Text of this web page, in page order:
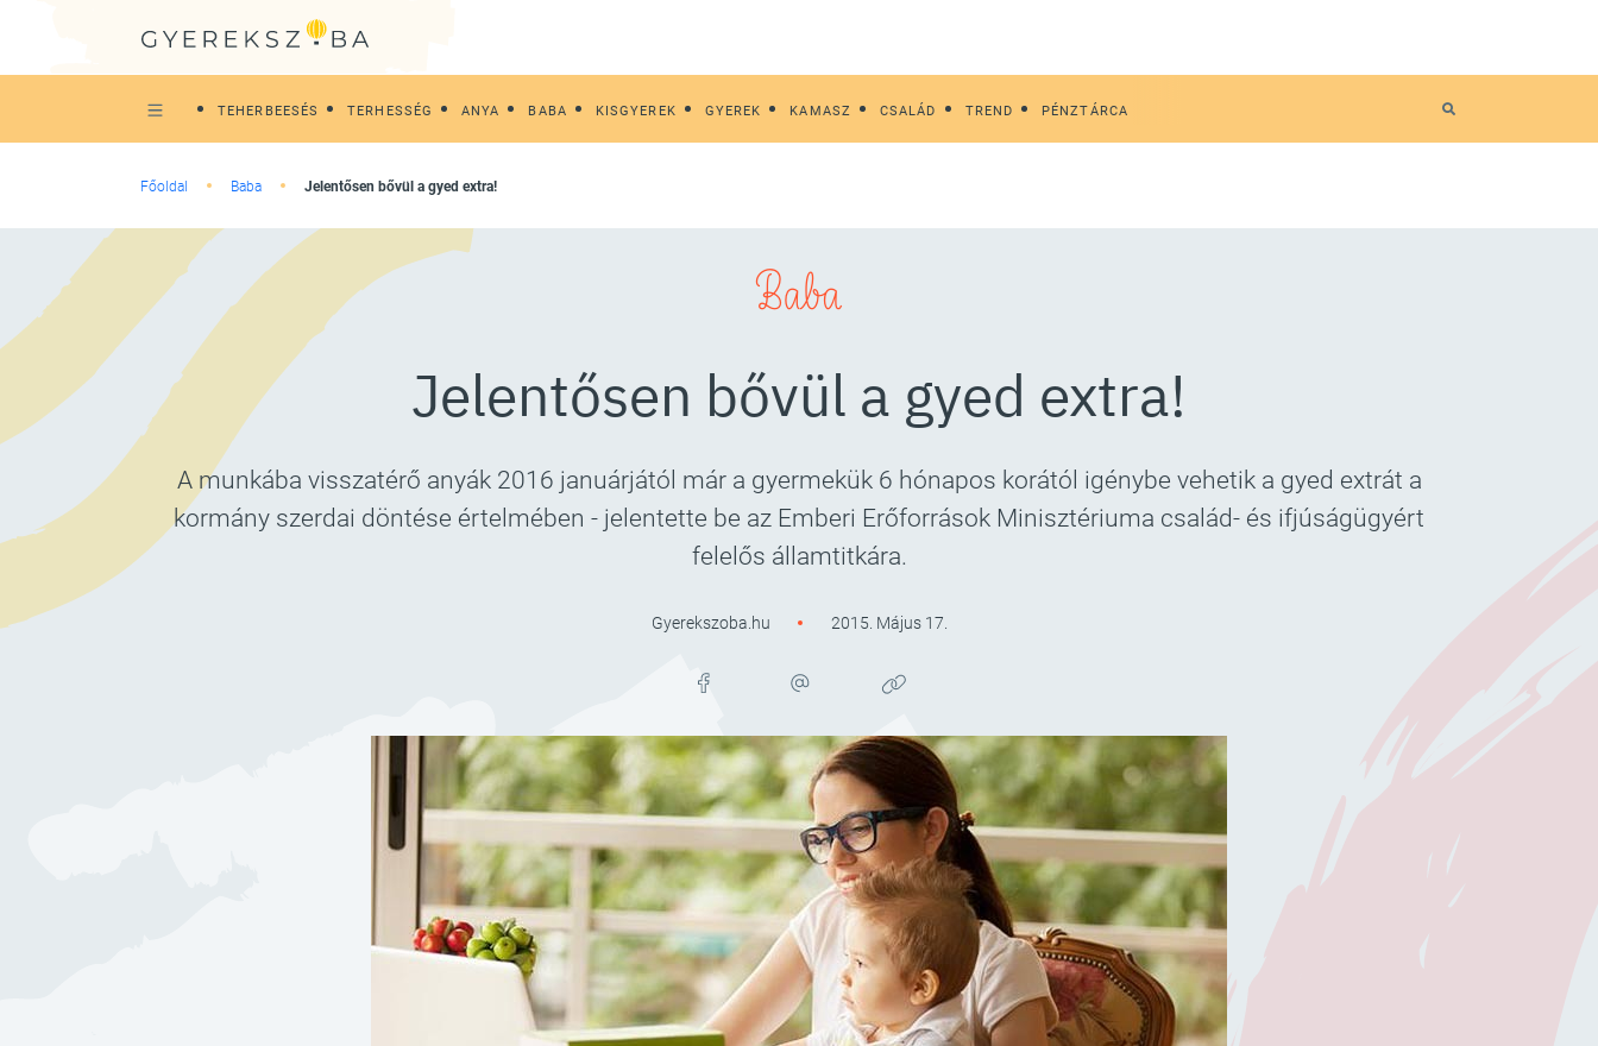
TEHERBEESÉS TERHESSÉG ANYA BABA KISGYEREK GYEREK KAMASZ CSALÁD TREND PÉNZTÁRCA
Főoldal Baba Jelentősen bővül a gyed extra!
Baba
Jelentősen bővül a gyed extra!
A munkába visszatérő anyák 2016 januárjától már a gyermekük 6 hónapos korától igénybe vehetik a gyed extrát a
kormány szerdai döntése értelmében - jelentette be az Emberi Erőforrások Minisztériuma család- és ifjúságügyért
felelős államtitkára.
Gyerekszoba.hu 2015. Május 17.